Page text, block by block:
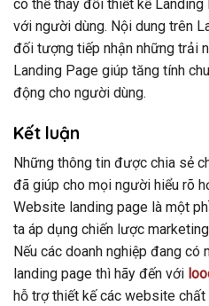
có thể thay đổi thiết kế
với người dùng. Nội dung trên
đối tượng tiếp nhận những trải
Landing Page giúp tăng tính
động cho người dùng.
Kết luận
Những thông tin được chia sẻ
đã giúp cho mọi người hiểu rõ
Website landing page là một
ta áp dụng chiến lược
Nếu các doanh nghiệp đang
landing page thì hãy đến với
hỗ trợ thiết kế các website chất